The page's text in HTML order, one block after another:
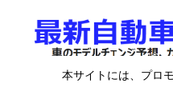
本サイトには、プロ